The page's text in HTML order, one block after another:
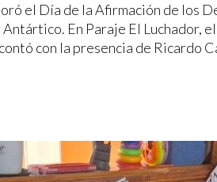
el Día de la Afirmación de los
En Paraje El Luchador,
con la presencia de Ricardo